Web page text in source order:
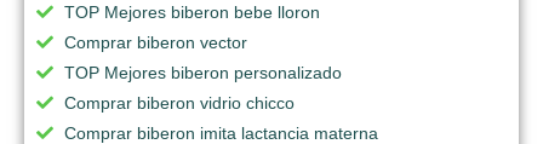
TOP Mejores biberon bebe lloron
Comprar biberon vector
TOP Mejores biberon personalizado
Comprar biberon vidrio chicco
Comprar biberon imita lactancia materna